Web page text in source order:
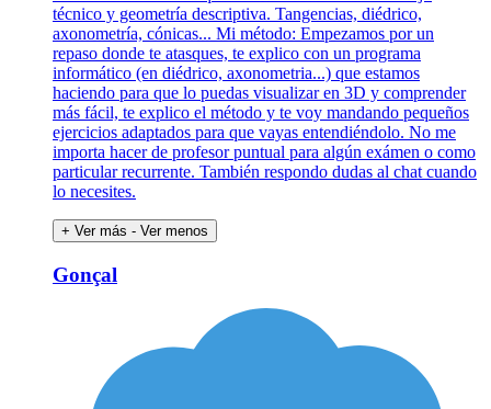
técnico y geometría descriptiva. Tangencias, diédrico,
axonometría, cónicas... Mi método: Empezamos por un
repaso donde te atasques, te explico con un programa
informático (en diédrico, axonometria...) que estamos
haciendo para que lo puedas visualizar en 3D y comprender
más fácil, te explico el método y te voy mandando pequeños
ejercicios adaptados para que vayas entendiéndolo. No me
importa hacer de profesor puntual para algún exámen o como
particular recurrente. También respondo dudas al chat cuando
lo necesites.
+ Ver más - Ver menos
Gonçal